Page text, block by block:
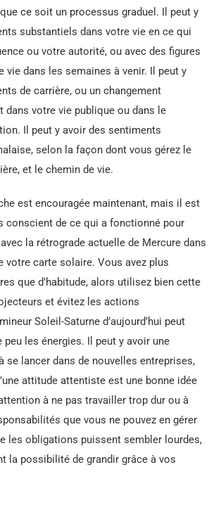
ce soit un processus graduel. Il peut y
substantiels dans votre vie en ce qui
ou votre autorité, ou avec des figures
vie dans les semaines à venir. Il peut y
de carrière, ou un changement
dans votre vie publique ou dans le
Il peut y avoir des sentiments
selon la façon dont vous gérez le
et le chemin de vie.
est encouragée maintenant, mais il est
conscient de ce qui a fonctionné pour
la rétrograde actuelle de Mercure dans
votre carte solaire. Vous avez plus
que d’habitude, alors utilisez bien cette
et évitez les actions
Soleil-Saturne d’aujourd’hui peut
les énergies. Il peut y avoir une
se lancer dans de nouvelles entreprises,
attitude attentiste est une bonne idée
à ne pas travailler trop dur ou à
que vous ne pouvez en gérer
les obligations puissent sembler lourdes,
la possibilité de grandir grâce à vos